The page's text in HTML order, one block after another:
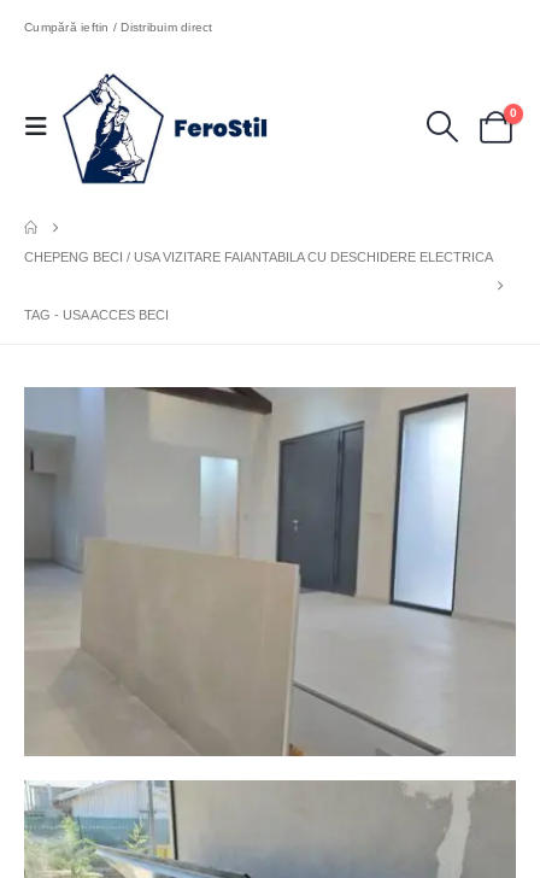
Cumpără ieftin / Distribuim direct
0
CHEPENG BECI / USA VIZITARE FAIANTABILA CU DESCHIDERE ELECTRICA
TAG - USA ACCES BECI